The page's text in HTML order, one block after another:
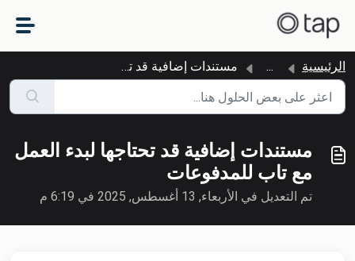
الرئيسية ... مستندات إضافية قد تحتاجها لبدء العمل مع تاب للمدفوعات
مستندات إضافية قد تحتاجها لبدء العمل
مع تاب للمدفوعات
تم التعديل في الأربعاء, 13 أغسطس, 2025 في 6:19 م